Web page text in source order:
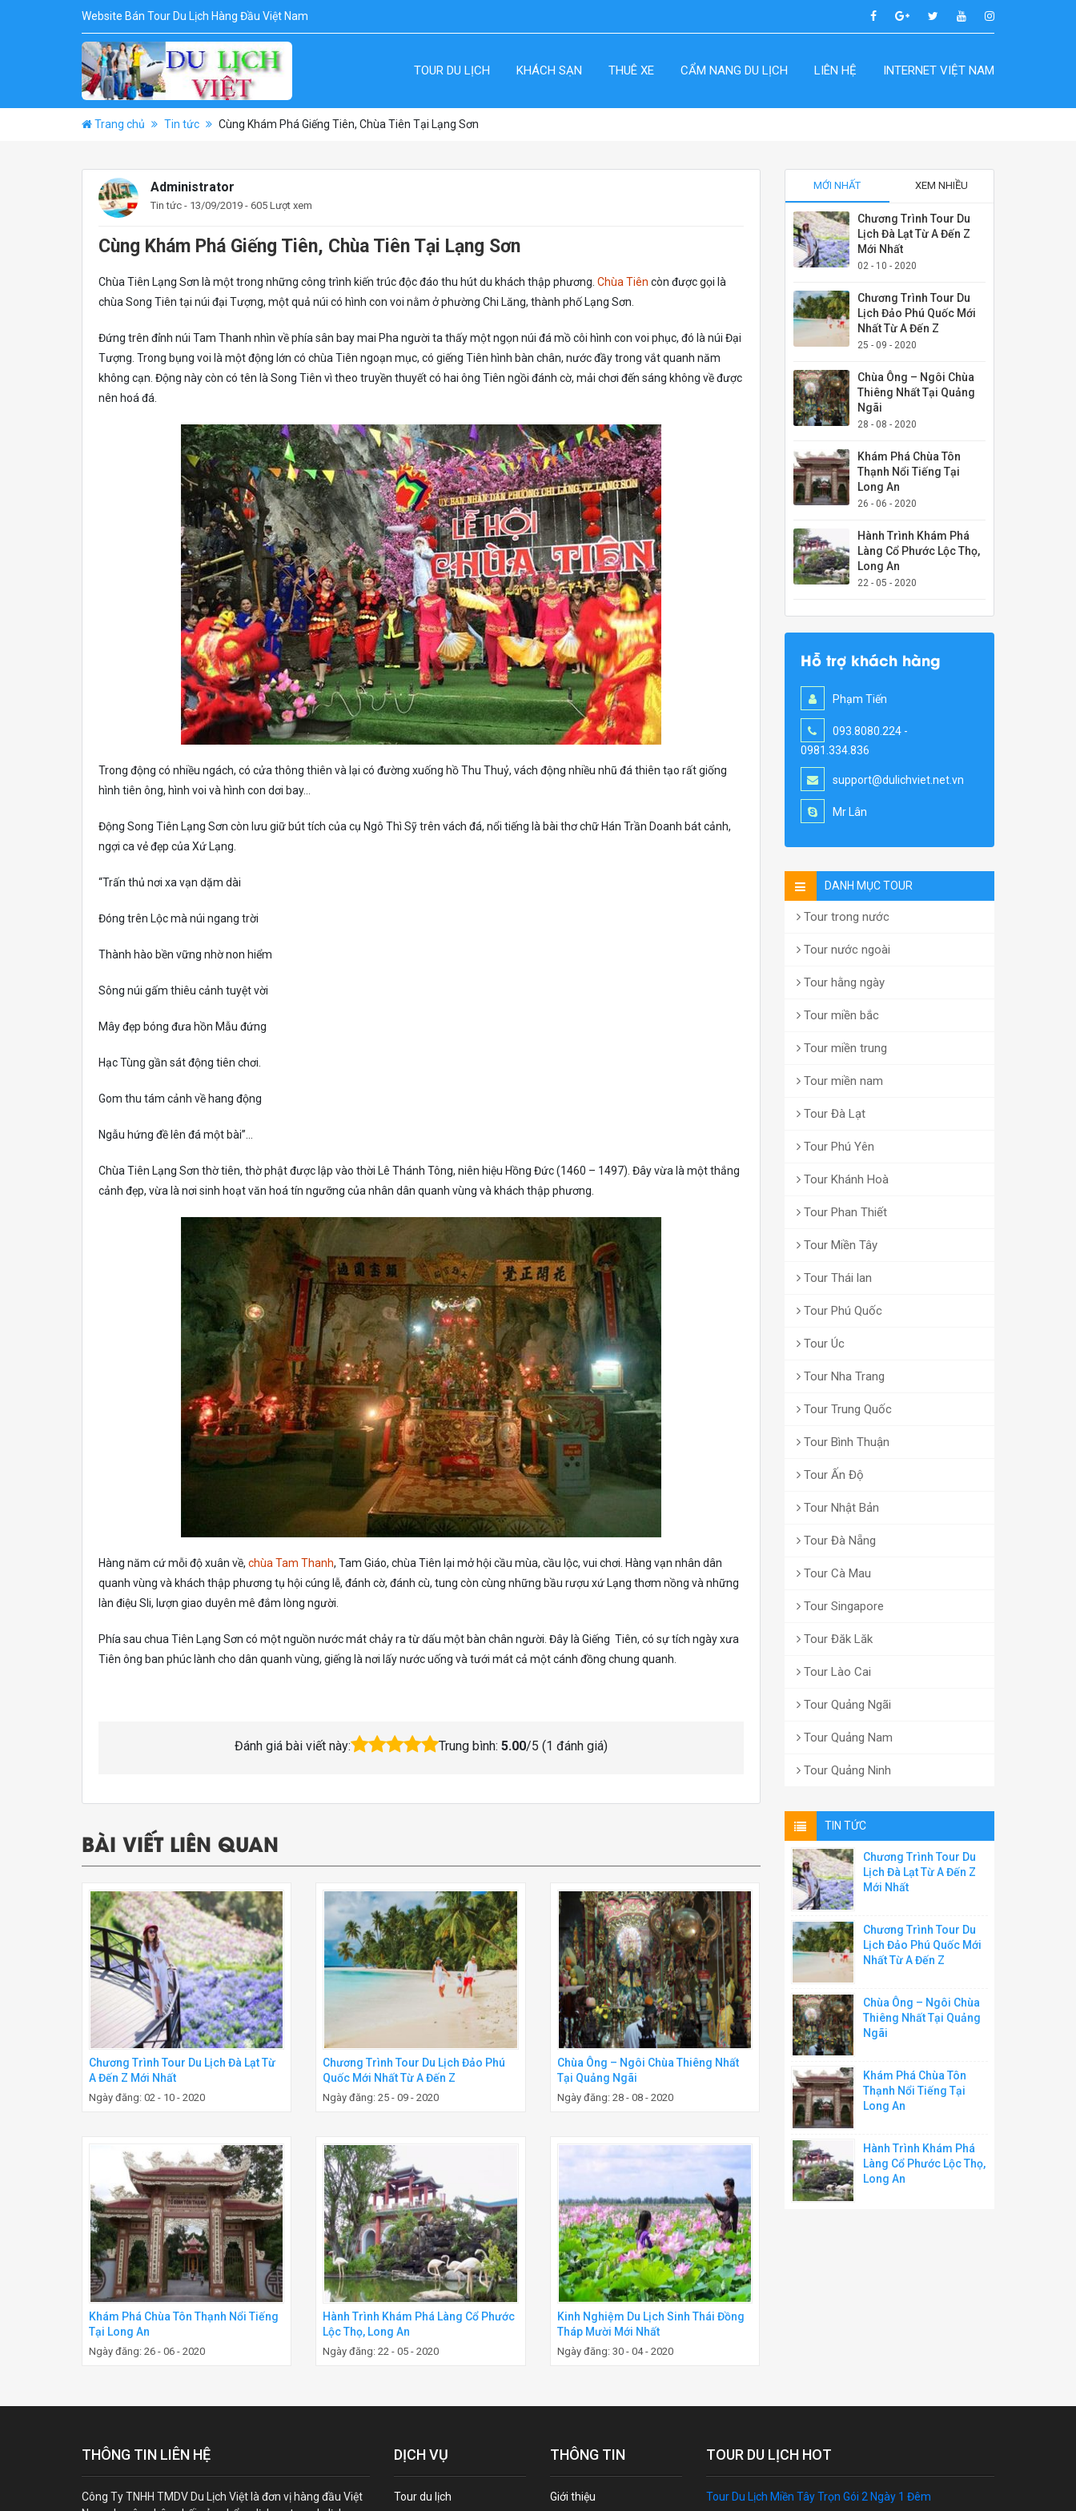
Website Bán Tour Du Lịch Hàng Đầu Việt Nam
TOUR DU LỊCH KHÁCH SẠN THUÊ XE CẨM NANG DU LỊCH LIÊN HỆ INTERNET VIỆT NAM
Trang chủ Tin tức Cùng Khám Phá Giếng Tiên, Chùa Tiên Tại Lạng Sơn
Administrator
Tin tức - 13/09/2019 - 605 Lượt xem
Cùng Khám Phá Giếng Tiên, Chùa Tiên Tại Lạng Sơn
Chùa Tiên Lạng Sơn là một trong những công trình kiến trúc độc đáo thu hút du khách thập phương. Chùa Tiên còn được gọi là
chùa Song Tiên tại núi đại Tượng, một quả núi có hình con voi nằm ở phường Chi Lăng, thành phố Lạng Sơn.
Đứng trên đỉnh núi Tam Thanh nhìn về phía sân bay mai Pha người ta thấy một ngọn núi đá mồ côi hình con voi phục, đó là núi Đại
Tượng. Trong bụng voi là một động lớn có chùa Tiên ngoạn mục, có giếng Tiên hình bàn chân, nước đầy trong vắt quanh năm
không cạn. Động này còn có tên là Song Tiên vì theo truyền thuyết có hai ông Tiên ngồi đánh cờ, mải chơi đến sáng không về được
nên hoá đá.
Trong động có nhiều ngách, có cửa thông thiên và lại có đường xuống hồ Thu Thuỷ, vách động nhiều nhũ đá thiên tạo rất giống
hình tiên ông, hình voi và hình con dơi bay…
Động Song Tiên Lạng Sơn còn lưu giữ bút tích của cụ Ngô Thì Sỹ trên vách đá, nổi tiếng là bài thơ chữ Hán Trần Doanh bát cảnh,
ngợi ca vẻ đẹp của Xứ Lạng.
“Trấn thủ nơi xa vạn dặm dài
Đóng trên Lộc mà núi ngang trời
Thành hào bền vững nhờ non hiểm
Sông núi gấm thiêu cảnh tuyệt vời
Mây đẹp bóng đưa hồn Mẫu đứng
Hạc Tùng gần sát động tiên chơi.
Gom thu tám cảnh về hang động
Ngẫu hứng đề lên đá một bài”…
Chùa Tiên Lạng Sơn thờ tiên, thờ phật được lập vào thời Lê Thánh Tông, niên hiệu Hồng Đức (1460 – 1497). Đây vừa là một thắng
cảnh đẹp, vừa là nơi sinh hoạt văn hoá tín ngưỡng của nhân dân quanh vùng và khách thập phương.
Hàng năm cứ mỗi độ xuân về, chùa Tam Thanh, Tam Giáo, chùa Tiên lại mở hội cầu mùa, cầu lộc, vui chơi. Hàng vạn nhân dân
quanh vùng và khách thập phương tụ hội cúng lễ, đánh cờ, đánh cù, tung còn cùng những bầu rượu xứ Lạng thơm nồng và những
làn điệu Sli, lượn giao duyên mê đắm lòng người.
Phía sau chua Tiên Lạng Sơn có một nguồn nước mát chảy ra từ dấu một bàn chân người. Đây là Giếng Tiên, có sự tích ngày xưa
Tiên ông ban phúc lành cho dân quanh vùng, giếng là nơi lấy nước uống và tưới mát cả một cánh đồng chung quanh.
Đánh giá bài viết này: Trung bình: 5.00/5 (1 đánh giá)
BÀI VIẾT LIÊN QUAN
Chương Trình Tour Du Lịch Đà Lạt Từ
A Đến Z Mới Nhất
Ngày đăng: 02 - 10 - 2020
Chương Trình Tour Du Lịch Đảo Phú
Quốc Mới Nhất Từ A Đến Z
Ngày đăng: 25 - 09 - 2020
Chùa Ông – Ngôi Chùa Thiêng Nhất
Tại Quảng Ngãi
Ngày đăng: 28 - 08 - 2020
Khám Phá Chùa Tôn Thạnh Nổi Tiếng
Tại Long An
Ngày đăng: 26 - 06 - 2020
Hành Trình Khám Phá Làng Cổ Phước
Lộc Thọ, Long An
Ngày đăng: 22 - 05 - 2020
Kinh Nghiệm Du Lịch Sinh Thái Đồng
Tháp Mười Mới Nhất
Ngày đăng: 30 - 04 - 2020
MỚI NHẤT XEM NHIỀU
Chương Trình Tour Du
Lịch Đà Lạt Từ A Đến Z
Mới Nhất
02 - 10 - 2020
Chương Trình Tour Du
Lịch Đảo Phú Quốc Mới
Nhất Từ A Đến Z
25 - 09 - 2020
Chùa Ông – Ngôi Chùa
Thiêng Nhất Tại Quảng
Ngãi
28 - 08 - 2020
Khám Phá Chùa Tôn
Thạnh Nổi Tiếng Tại
Long An
26 - 06 - 2020
Hành Trình Khám Phá
Làng Cổ Phước Lộc Thọ,
Long An
22 - 05 - 2020
Hỗ trợ khách hàng
Phạm Tiến
093.8080.224 -
0981.334.836
support@dulichviet.net.vn
Mr Lân
DANH MỤC TOUR
Tour trong nước
Tour nước ngoài
Tour hằng ngày
Tour miền bắc
Tour miền trung
Tour miền nam
Tour Đà Lạt
Tour Phú Yên
Tour Khánh Hoà
Tour Phan Thiết
Tour Miền Tây
Tour Thái lan
Tour Phú Quốc
Tour Úc
Tour Nha Trang
Tour Trung Quốc
Tour Bình Thuận
Tour Ấn Độ
Tour Nhật Bản
Tour Đà Nẵng
Tour Cà Mau
Tour Singapore
Tour Đăk Lăk
Tour Lào Cai
Tour Quảng Ngãi
Tour Quảng Nam
Tour Quảng Ninh
TIN TỨC
Chương Trình Tour Du
Lịch Đà Lạt Từ A Đến Z
Mới Nhất
Chương Trình Tour Du
Lịch Đảo Phú Quốc Mới
Nhất Từ A Đến Z
Chùa Ông – Ngôi Chùa
Thiêng Nhất Tại Quảng
Ngãi
Khám Phá Chùa Tôn
Thạnh Nổi Tiếng Tại
Long An
Hành Trình Khám Phá
Làng Cổ Phước Lộc Thọ,
Long An
THÔNG TIN LIÊN HỆ
Công Ty TNHH TMDV Du Lịch Việt là đơn vị hàng đầu Việt
DỊCH VỤ
Tour du lịch
THÔNG TIN
Giới thiệu
TOUR DU LỊCH HOT
Tour Du Lịch Miền Tây Trọn Gói 2 Ngày 1 Đêm